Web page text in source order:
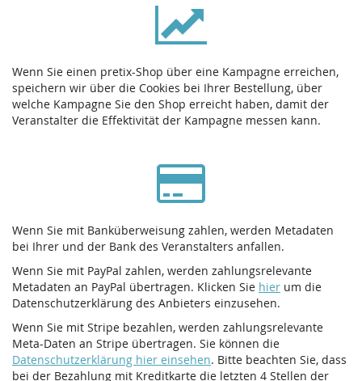
Wenn Sie einen pretix-Shop über eine Kampagne erreichen,
speichern wir über die Cookies bei Ihrer Bestellung, über
welche Kampagne Sie den Shop erreicht haben, damit der
Veranstalter die Effektivität der Kampagne messen kann.
Wenn Sie mit Banküberweisung zahlen, werden Metadaten
bei Ihrer und der Bank des Veranstalters anfallen.
Wenn Sie mit PayPal zahlen, werden zahlungsrelevante
Metadaten an PayPal übertragen. Klicken Sie hier um die
Datenschutzerklärung des Anbieters einzusehen.
Wenn Sie mit Stripe bezahlen, werden zahlungsrelevante
Meta-Daten an Stripe übertragen. Sie können die
Datenschutzerklärung hier einsehen. Bitte beachten Sie, dass
bei der Bezahlung mit Kreditkarte die letzten 4 Stellen der